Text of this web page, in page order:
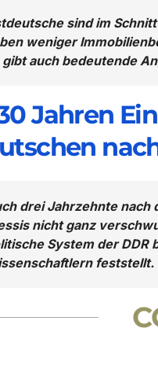
sind im
weniger
gibt auch bedeutende
Jahren
drei Jahrzehnte nach
nicht ganz
System der DDR
feststellt.